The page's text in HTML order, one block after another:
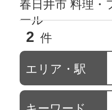
春日井市 料理・
ール
2 件
エリア・駅